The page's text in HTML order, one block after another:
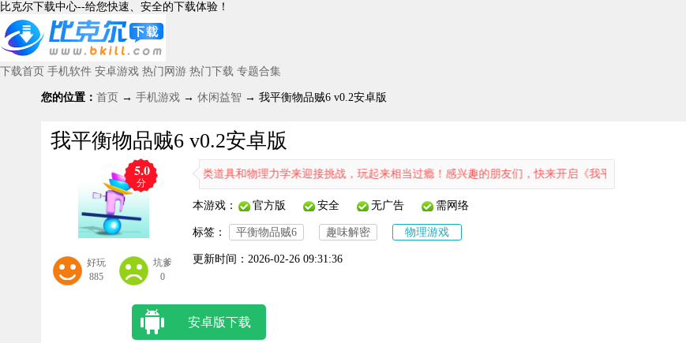
比克尔下载中心--给您快速、安全的下载体验！
下载首页 手机软件 安卓游戏 热门网游 热门下载 专题合集
您的位置： 首页 → 手机游戏 → 休闲益智 → 我平衡物品贼6 v0.2安卓版
我平衡物品贼6 v0.2安卓版
5.0
分
好玩
885
坑爹
0
游戏。你需要充分利用各类道具和物理力学来迎接挑战，玩起来相当过瘾！感兴趣的朋友们，快来开启《我平衡物品贼6》的游戏之旅吧！
本游戏： 官方版 安全 无广告 需网络
标签： 平衡物品贼6 趣味解密 物理游戏
更新时间： 2026-02-26 09:31:36
安卓版下载